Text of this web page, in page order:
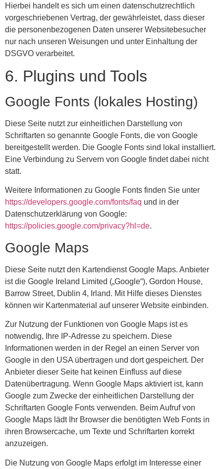
Hierbei handelt es sich um einen datenschutzrechtlich
vorgeschriebenen Vertrag, der gewährleistet, dass dieser
die personenbezogenen Daten unserer Websitebesucher
nur nach unseren Weisungen und unter Einhaltung der
DSGVO verarbeitet.
6. Plugins und Tools
Google Fonts (lokales Hosting)
Diese Seite nutzt zur einheitlichen Darstellung von
Schriftarten so genannte Google Fonts, die von Google
bereitgestellt werden. Die Google Fonts sind lokal installiert.
Eine Verbindung zu Servern von Google findet dabei nicht
statt.
Weitere Informationen zu Google Fonts finden Sie unter
https://developers.google.com/fonts/faq und in der
Datenschutzerklärung von Google:
https://policies.google.com/privacy?hl=de.
Google Maps
Diese Seite nutzt den Kartendienst Google Maps. Anbieter
ist die Google Ireland Limited („Google“), Gordon House,
Barrow Street, Dublin 4, Irland. Mit Hilfe dieses Dienstes
können wir Kartenmaterial auf unserer Website einbinden.
Zur Nutzung der Funktionen von Google Maps ist es
notwendig, Ihre IP-Adresse zu speichern. Diese
Informationen werden in der Regel an einen Server von
Google in den USA übertragen und dort gespeichert. Der
Anbieter dieser Seite hat keinen Einfluss auf diese
Datenübertragung. Wenn Google Maps aktiviert ist, kann
Google zum Zwecke der einheitlichen Darstellung der
Schriftarten Google Fonts verwenden. Beim Aufruf von
Google Maps lädt Ihr Browser die benötigten Web Fonts in
ihren Browsercache, um Texte und Schriftarten korrekt
anzuzeigen.
Die Nutzung von Google Maps erfolgt im Interesse einer